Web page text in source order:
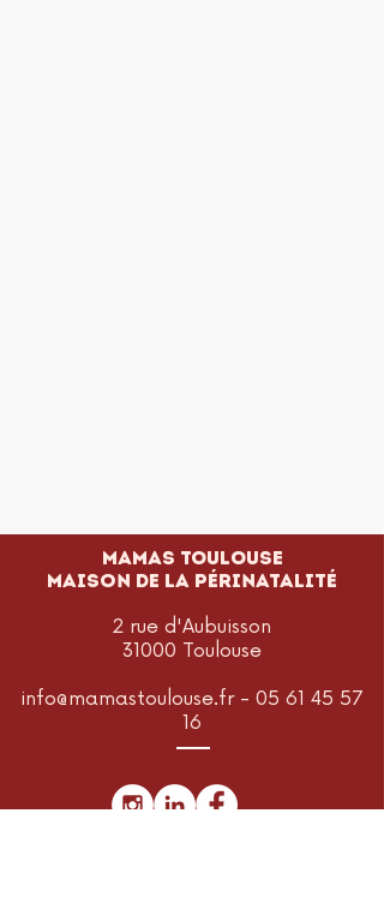
MAMAS TOULOUSE
Maison de la périnatalité
2 rue d'Aubuisson
31000 Toulouse
info@mamastoulouse.fr- 05 61 45 57
16